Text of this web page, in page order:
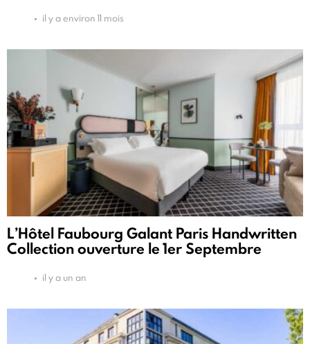
il y a environ 11 mois
L’Hôtel Faubourg Galant Paris Handwritten
Collection ouverture le 1er Septembre
il y a un an